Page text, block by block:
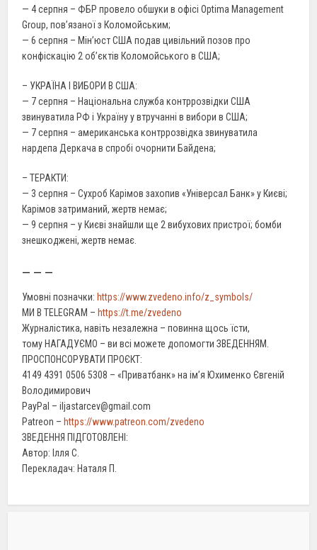
— 4 серпня – ФБР провело обшуки в офісі Optima Management
Group, пов’язаної з Коломойським;
— 6 серпня – Мін’юст США подав цивільний позов про
конфіскацію 2 об’єктів Коломойського в США;
– УКРАЇНА І ВИБОРИ В США:
— 7 серпня – Національна служба контррозвідки США
звинуватила РФ і Україну у втручанні в вибори в США;
— 7 серпня – американська контррозвідка звинуватила
нардепа Деркача в спробі очорнити Байдена;
– ТЕРАКТИ:
— 3 серпня – Сухроб Карімов захопив «Універсал Банк» у Києві;
Карімов затриманий, жертв немає;
— 9 серпня – у Києві знайшли ще 2 вибухових пристрої; бомби
знешкоджені, жертв немає.
– – –
Умовні позначки: https://www.zvedeno.info/z_symbols/
МИ В TELEGRAM – https://t.me/zvedeno
Журналістика, навіть незалежна – повинна щось їсти,
тому НАГАДУЄМО – ви всі можете допомогти ЗВЕДЕННЯМ.
ПРОСПОНСОРУВАТИ ПРОЄКТ:
4149 4391 0506 5308 – «Приватбанк» на ім’я Юхименко Євгеній
Володимирович
PayPal – iljastarcev@gmail.com
Patreon – https://www.patreon.com/zvedeno
ЗВЕДЕННЯ ПІДГОТОВЛЕНІ:
Автор: Ілля С.
Перекладач: Наталя П.